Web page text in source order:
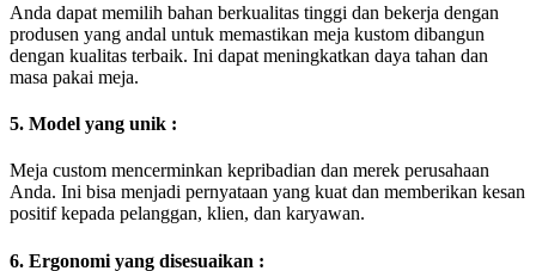
Anda dapat memilih bahan berkualitas tinggi dan bekerja dengan
produsen yang andal untuk memastikan meja kustom dibangun
dengan kualitas terbaik. Ini dapat meningkatkan daya tahan dan
masa pakai meja.
5. Model yang unik :
Meja custom mencerminkan kepribadian dan merek perusahaan
Anda. Ini bisa menjadi pernyataan yang kuat dan memberikan kesan
positif kepada pelanggan, klien, dan karyawan.
6. Ergonomi yang disesuaikan :